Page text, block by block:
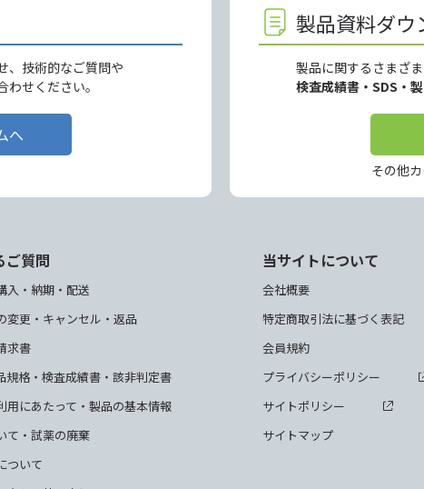
、技術的なご質問や
せください。
へ
製品資料ダウ
製品に関するさまざ
検査成績書・SDS・
その他
ご質問
入・納期・配送
変更・キャンセル・返品
求書
規格・検査成績書・該非判定書
用にあたって・製品の基本情報
て・試薬の廃棄
ついて
当サイトについて
会社概要
特定商取引法に基づく表記
会員規約
プライバシーポリシー
サイトポリシー
サイトマップ